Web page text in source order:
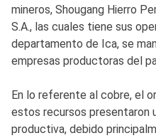
mineros, Shougang Hierro
S.A., las cuales tiene sus
departamento de Ica, se
empresas productoras del
En lo referente al cobre, el
estos recursos presentaron
productiva, debido